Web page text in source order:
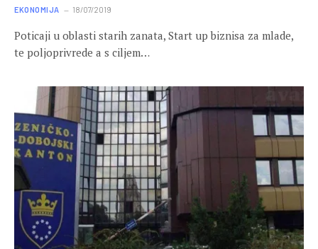
EKONOMIJA 18/07/2019
Poticaji u oblasti starih zanata, Start up biznisa za mlade,
te poljoprivrede a s ciljem…